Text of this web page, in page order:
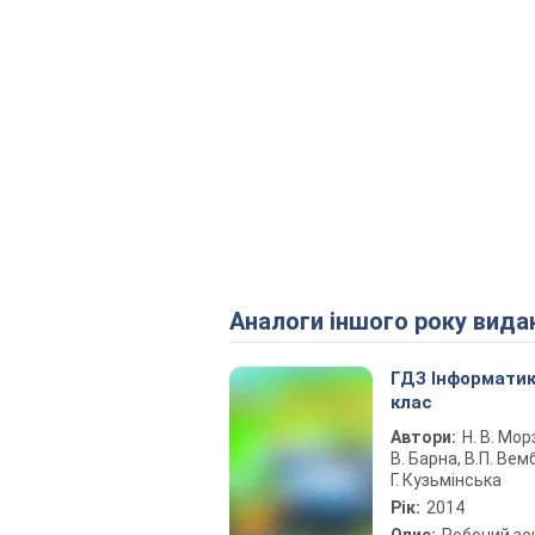
Аналоги іншого року
ГДЗ
клас
Автори: Н. В.
В. Барна, В.П.
Г. Кузьмінська
Рік: 2014